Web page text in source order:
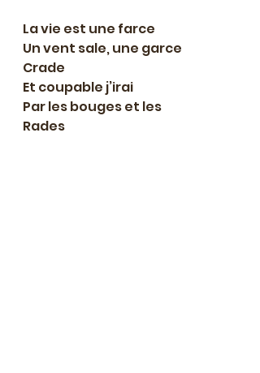
La vie est une farce
Un vent sale, une garce
Crade
Et coupable j’irai
Par les bouges et les
Rades